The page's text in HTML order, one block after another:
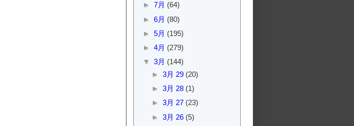
► 7月 (64)
► 6月 (80)
► 5月 (195)
► 4月 (279)
▼ 3月 (144)
► 3月 29 (20)
► 3月 28 (1)
► 3月 27 (23)
► 3月 26 (5)